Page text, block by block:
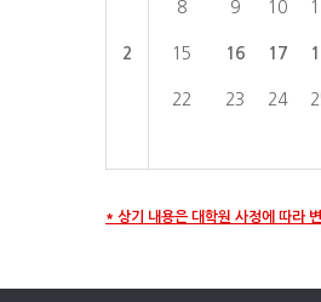
2
8 9 10
15 16 17
22 23 24
* 상기 내용은 대학원 사정에 따라